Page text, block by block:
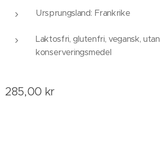
Ursprungsland: Frankrike
Laktosfri, glutenfri, vegansk, utan
konserveringsmedel
285,00 kr